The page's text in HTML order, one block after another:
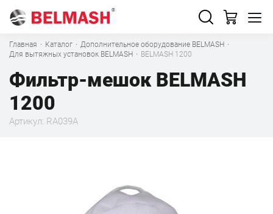
Главная · Каталог · Дополнительное оборудование BELMASH ·
Для вытяжных установок BELMASH · BELMASH 1200
Фильтр-мешок BELMASH
1200
Артикул: RA039A